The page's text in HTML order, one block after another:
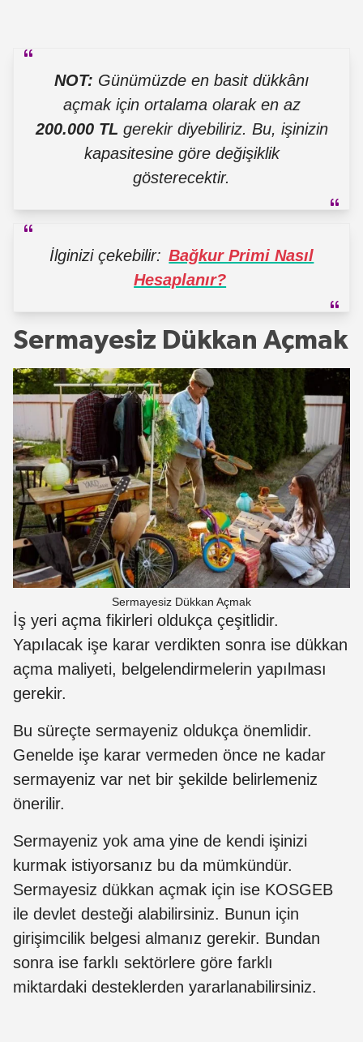
NOT: Günümüzde en basit dükkânı
açmak için ortalama olarak en az
200.000 TL gerekir diyebiliriz. Bu, işinizin
kapasitesine göre değişiklik
gösterecektir.
İlginizi çekebilir: Bağkur Primi Nasıl
Hesaplanır?
Sermayesiz Dükkan Açmak
Sermayesiz Dükkan Açmak
İş yeri açma fikirleri oldukça çeşitlidir.
Yapılacak işe karar verdikten sonra ise dükkan
açma maliyeti, belgelendirmelerin yapılması
gerekir.
Bu süreçte sermayeniz oldukça önemlidir.
Genelde işe karar vermeden önce ne kadar
sermayeniz var net bir şekilde belirlemeniz
önerilir.
Sermayeniz yok ama yine de kendi işinizi
kurmak istiyorsanız bu da mümkündür.
Sermayesiz dükkan açmak için ise KOSGEB
ile devlet desteği alabilirsiniz. Bunun için
girişimcilik belgesi almanız gerekir. Bundan
sonra ise farklı sektörlere göre farklı
miktardaki desteklerden yararlanabilirsiniz.